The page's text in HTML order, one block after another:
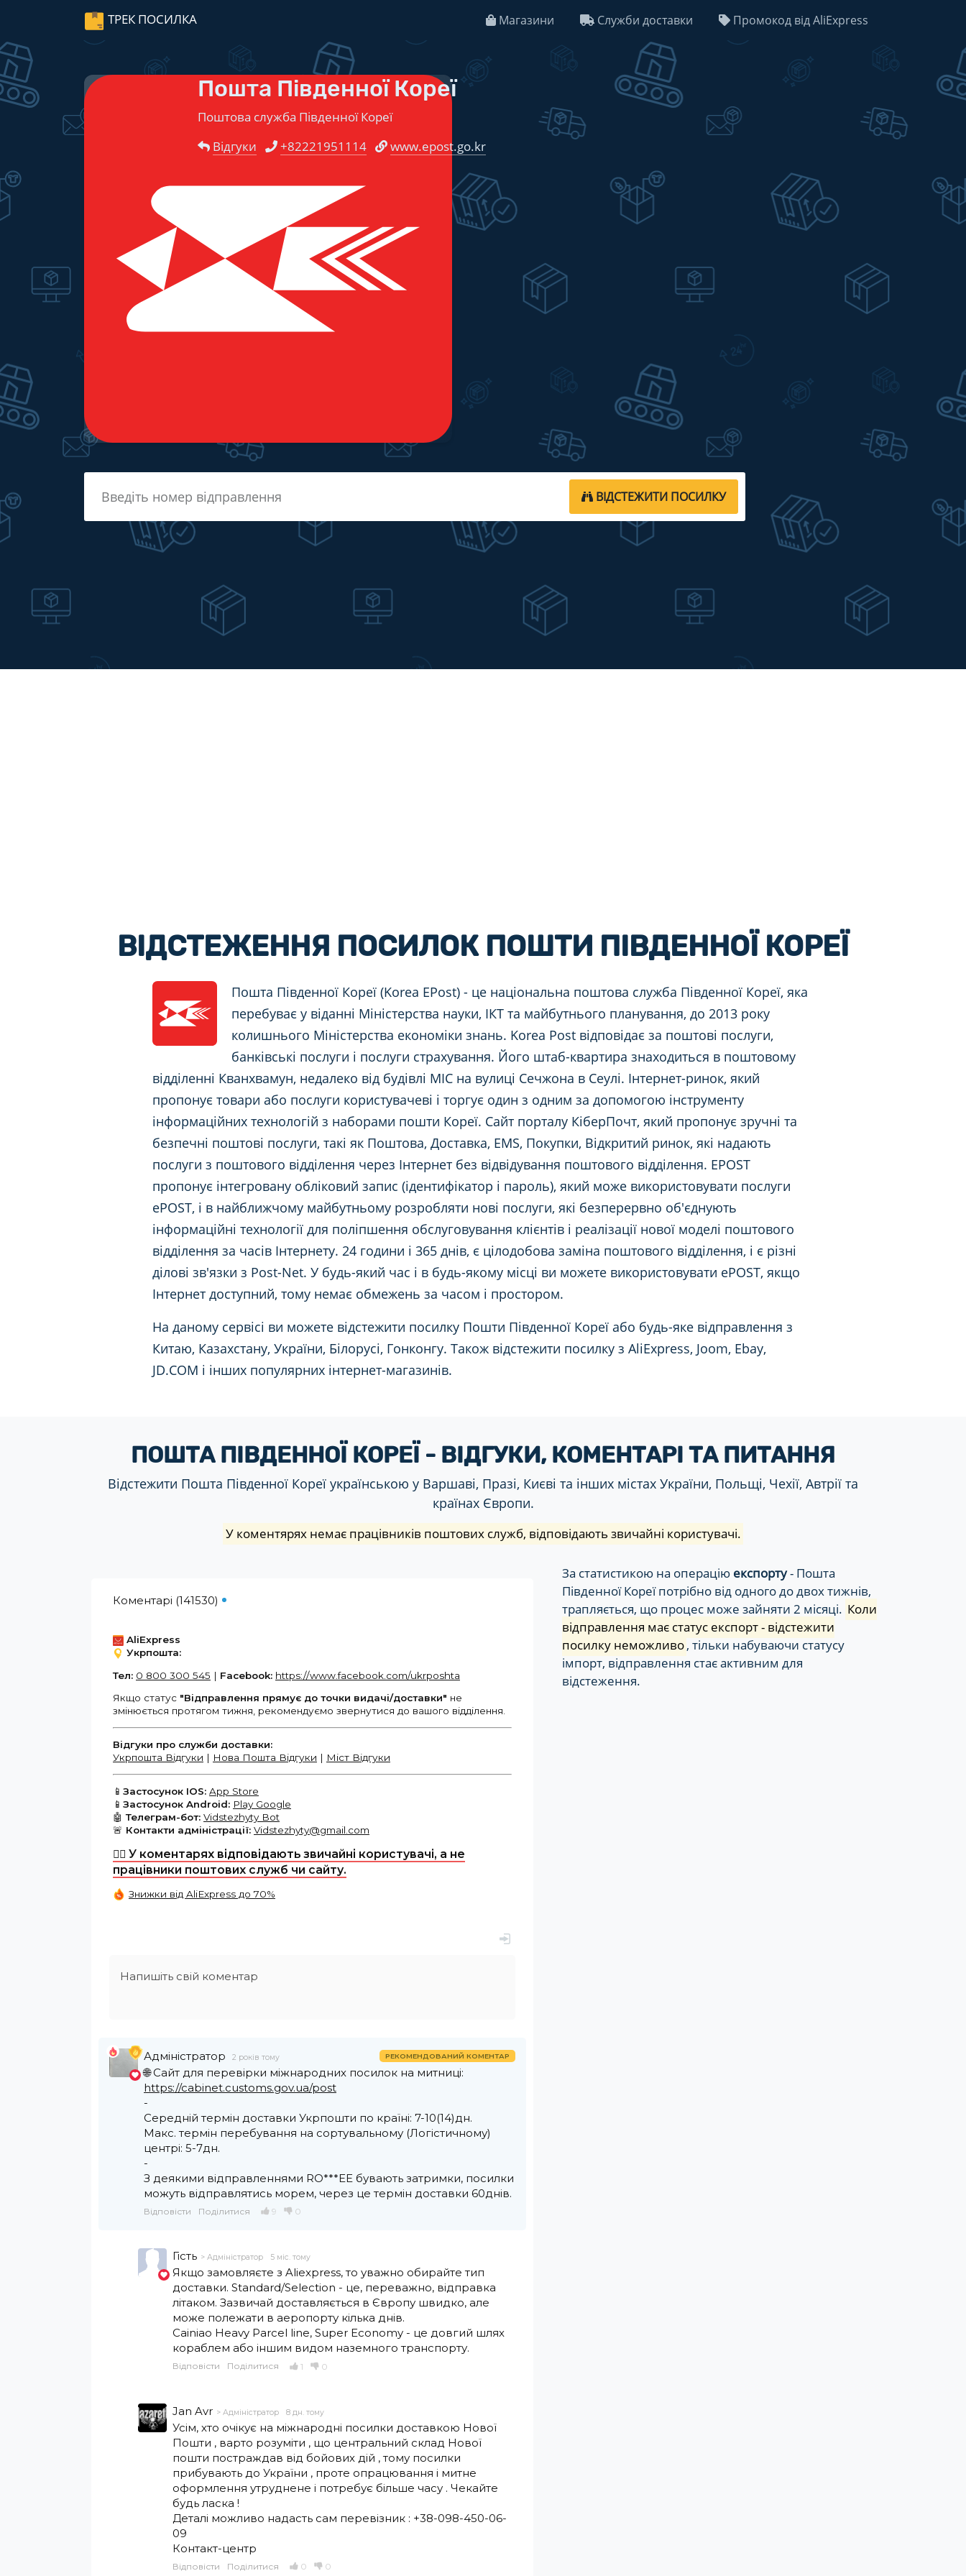
ТРЕК ПОСИЛКА Магазини Служби доставки Промокод від AliExpress
Пошта Південної Кореї
Поштова служба Південної Кореї
Відгуки
+82221951114 www.epost.go.kr
ВІДСТЕЖИТИ ПОСИЛКУ
ВІДСТЕЖЕННЯ ПОСИЛОК ПОШТИ ПІВДЕННОЇ КОРЕЇ
Пошта Південної Кореї (Korea EPost) - це національна поштова служба Південної Кореї, яка
перебуває у віданні Міністерства науки, ІКТ та майбутнього планування, до 2013 року
колишнього Міністерства економіки знань. Korea Post відповідає за поштові послуги,
банківські послуги і послуги страхування. Його штаб-квартира знаходиться в поштовому
відділенні Кванхвамун, недалеко від будівлі MIC на вулиці Сечжона в Сеулі. Інтернет-ринок, який
пропонує товари або послуги користувачеві і торгує один з одним за допомогою інструменту
інформаційних технологій з наборами пошти Кореї. Сайт порталу КіберПочт, який пропонує зручні та
безпечні поштові послуги, такі як Поштова, Доставка, EMS, Покупки, Відкритий ринок, які надають
послуги з поштового відділення через Інтернет без відвідування поштового відділення. EPOST
пропонує інтегровану обліковий запис (ідентифікатор і пароль), який може використовувати послуги
ePOST, і в найближчому майбутньому розробляти нові послуги, які безперервно об'єднують
інформаційні технології для поліпшення обслуговування клієнтів і реалізації нової моделі поштового
відділення за часів Інтернету. 24 години і 365 днів, є цілодобова заміна поштового відділення, і є різні
ділові зв'язки з Post-Net. У будь-який час і в будь-якому місці ви можете використовувати ePOST, якщо
Інтернет доступний, тому немає обмежень за часом і простором.
На даному сервісі ви можете відстежити посилку Пошти Південної Кореї або будь-яке відправлення з
Китаю, Казахстану, України, Білорусі, Гонконгу. Також відстежити посилку з AliExpress, Joom, Ebay,
JD.COM і інших популярних інтернет-магазинів.
ПОШТА ПІВДЕННОЇ КОРЕЇ - ВІДГУКИ, КОМЕНТАРІ ТА ПИТАННЯ
Відстежити Пошта Південної Кореї українською у Варшаві, Празі, Києві та інших містах України, Польщі, Чехії, Автрії та
країнах Європи.
У коментярях немає працівників поштових служб, відповідають звичайні користувачі.
За статистикою на операцію експорту- Пошта
Південної Кореї потрібно від одного до двох тижнів,
трапляється, що процес може зайняти 2 місяці. Коли
відправлення має статус експорт - відстежити
посилку неможливо, тільки набуваючи статусу
імпорт, відправлення стає активним для
відстеження.